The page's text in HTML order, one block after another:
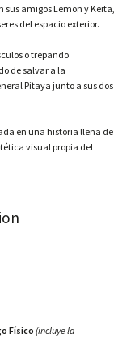
amigos Lemon y Keita,
del espacio exterior.
o trepando
de salvar a la
Pitaya junto a sus dos
en una historia llena de
visual propia del
Físico (incluye la